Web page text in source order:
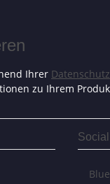
Ihrer
zu Ihrem